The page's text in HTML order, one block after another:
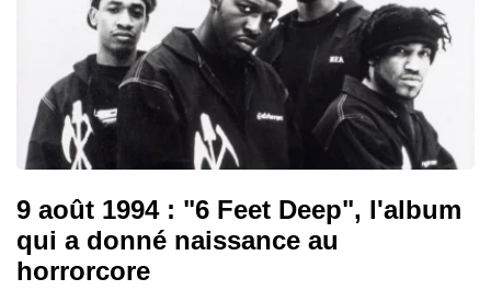
9 août 1994 : "6 Feet Deep", l'album
qui a donné naissance au
horrorcore